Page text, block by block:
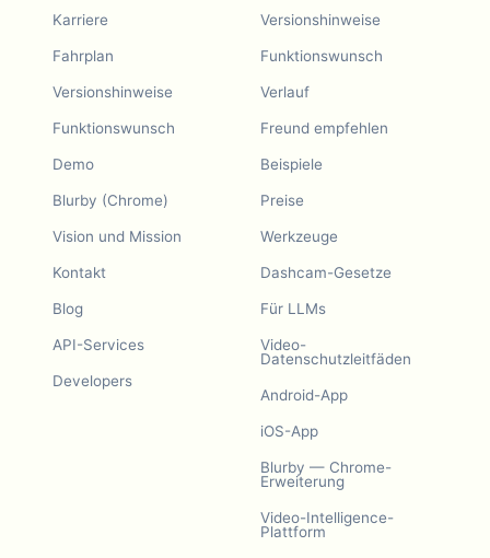
Karriere
Fahrplan
Versionshinweise
Funktionswunsch
Demo
Blurby (Chrome)
Vision und Mission
Kontakt
Blog
API-Services
Developers
Versionshinweise
Funktionswunsch
Verlauf
Freund empfehlen
Beispiele
Preise
Werkzeuge
Dashcam-Gesetze
Für LLMs
Video-
Datenschutzleitfäden
Android-App
iOS-App
Blurby — Chrome-
Erweiterung
Video-Intelligence-
Plattform